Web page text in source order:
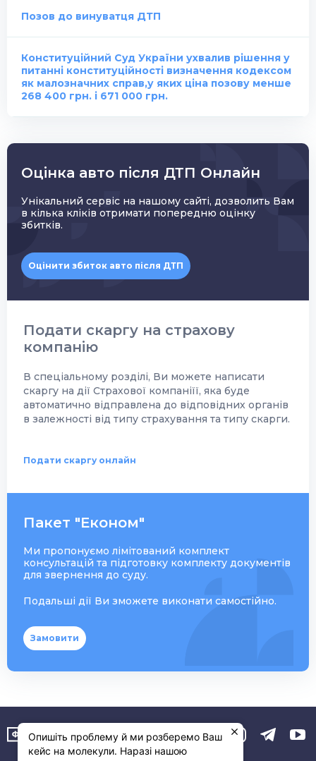
Позов до винуватця ДТП
Конституційний Суд України ухвалив рішення у
питанні конституційності визначення кодексом
як малозначних справ,у яких ціна позову менше
268 400 грн. і 671 000 грн.
Оцінка авто після ДТП Онлайн
Унікальний сервіс на нашому сайті, дозволить Вам
в кілька кліків отримати попередню оцінку
збитків.
Оцінити збиток авто після ДТП
Подати скаргу на страхову
компанію
В спеціальному розділі, Ви можете написати
скаргу на дії Страхової компаніїї, яка буде
автоматично відправлена до відповідних органів
в залежності від типу страхування та типу скарги.
Подати скаргу онлайн
Пакет "Економ"
Ми пропонуємо лімітований комплект
консультацій та підготовку комплекту документів
для звернення до суду.
Подальші дії Ви зможете виконати самостійно.
Замовити
Опишіть проблему й ми розберемо Ваш
кейс на молекули. Наразі нашою